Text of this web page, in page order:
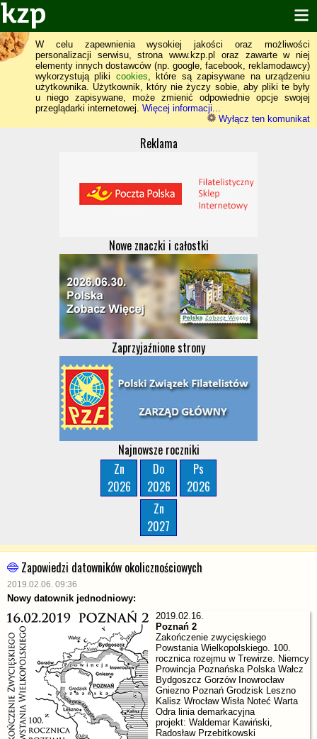
W celu zapewnienia wysokiej jakości oraz możliwości
personalizacji serwisu, strona www.kzp.pl oraz zawarte w niej
elementy innych dostawców (np. google, facebook, reklamodawcy)
wykorzystują pliki cookies, które są zapisywane na urządzeniu
użytkownika. Użytkownik, który nie życzy sobie, aby pliki te były
u niego zapisywane, może zmienić odpowiednie opcje swojej
przeglądarki internetowej. Więcej informacji...
Wyłącz ten komunikat
Reklama
Nowe znaczki i całostki
Zaprzyjaźnione strony
Najnowsze roczniki
Zn
2026
Do
2026
Ps
2026
Zn
2027
Zapowiedzi datowników okolicznościowych
2019.02.06. 09:36
Nowy datownik jednodniowy:
2019.02.16.
Poznań 2
Zakończenie zwycięskiego
Powstania Wielkopolskiego. 100.
rocznica rozejmu w Trewirze. Niemcy
Prowincja Poznańska Polska Wałcz
Bydgoszcz Gorzów Inowrocław
Gniezno Poznań Grodzisk Leszno
Kalisz Wrocław Wisła Noteć Warta
Odra linia demarkacyjna
projekt: Waldemar Kawiński,
Radosław Przebitkowski